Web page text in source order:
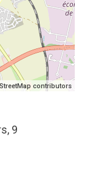
contributors
9